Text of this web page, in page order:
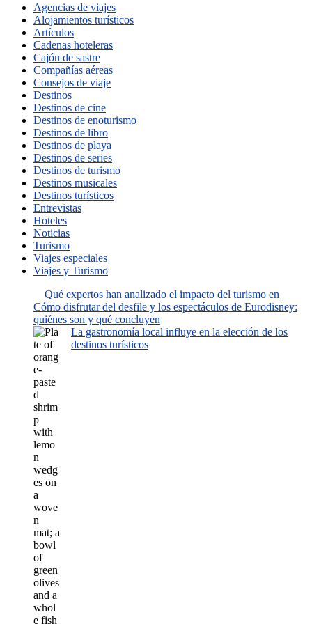
Agencias de viajes
Alojamientos turísticos
Artículos
Cadenas hoteleras
Cajón de sastre
Compañías aéreas
Consejos de viaje
Destinos
Destinos de cine
Destinos de enoturismo
Destinos de libro
Destinos de playa
Destinos de series
Destinos de turismo
Destinos musicales
Destinos turísticos
Entrevistas
Hoteles
Noticias
Turismo
Viajes especiales
Viajes y Turismo
Qué expertos han analizado el impacto del turismo en
Cómo disfrutar del desfile y los espectáculos de Eurodisney:
quiénes son y qué concluyen
La gastronomía local influye en la elección de los
destinos turísticos